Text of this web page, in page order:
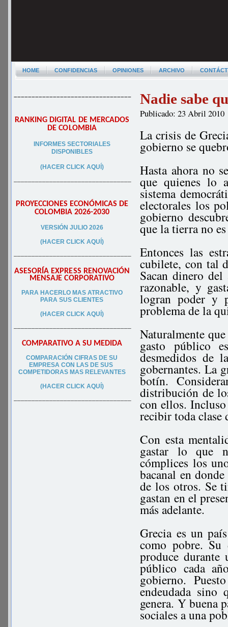
HOME CONFIDENCIAS OPINIONES ARCHIVO
–––––––––––––––––––––––––––––––––
RANKING DIGITAL DE MERCADOS
DE COLOMBIA
INFORMES SECTORIALES
DISPONIBLES
(HACER CLICK AQUÍ)
–––––––––––––––––––––––––––––––––
PROYECCIONES ECONÓMICAS DE
COLOMBIA 2026-2030
VERSIÓN JULIO 2026
(HACER CLICK AQUÍ)
–––––––––––––––––––––––––––––––––
ASESORÍA EXPRESS RENOVACIÓN
MENSAJE CORPORATIVO
PARA HACERLO MAS ATRACTIVO
PARA SUS CLIENTES
(HACER CLICK AQUÍ)
–––––––––––––––––––––––––––––––––
COMPARATIVO A SU MEDIDA
COMPARACIÓN CIFRAS DE SU
EMPRESA CON LAS DE SUS
COMPETIDORAS MAS RELEVANTES
(HACER CLICK AQUÍ)
–––––––––––––––––––––––––––––––––
Nadie sabe
Publicado: 23 Abril 2010
La crisis de
gobierno se
Hasta ahora no
que quienes lo
sistema
electorales los
gobierno
que la tierra no
Entonces las
cubilete, con tal
Sacan dinero
razonable, y
logran poder y
problema de la
Naturalmente
gasto público
desmedidos de
gobernantes. La
botín.
distribución de
con ellos.
recibir toda clase
Con esta
gastar lo que
cómplices los
bacanal en
de los otros. Se
gastan en el
más adelante.
Grecia es un
como pobre. Su
produce
público cada
gobierno.
endeudada sino
genera. Y buena
sociales a una